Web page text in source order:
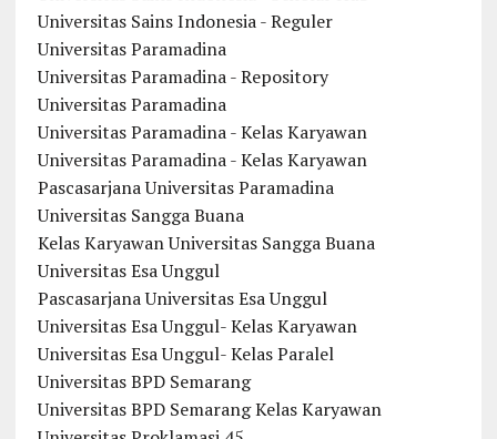
Universitas Sains Indonesia - Reguler
Universitas Paramadina
Universitas Paramadina - Repository
Universitas Paramadina
Universitas Paramadina - Kelas Karyawan
Universitas Paramadina - Kelas Karyawan
Pascasarjana Universitas Paramadina
Universitas Sangga Buana
Kelas Karyawan Universitas Sangga Buana
Universitas Esa Unggul
Pascasarjana Universitas Esa Unggul
Universitas Esa Unggul- Kelas Karyawan
Universitas Esa Unggul- Kelas Paralel
Universitas BPD Semarang
Universitas BPD Semarang Kelas Karyawan